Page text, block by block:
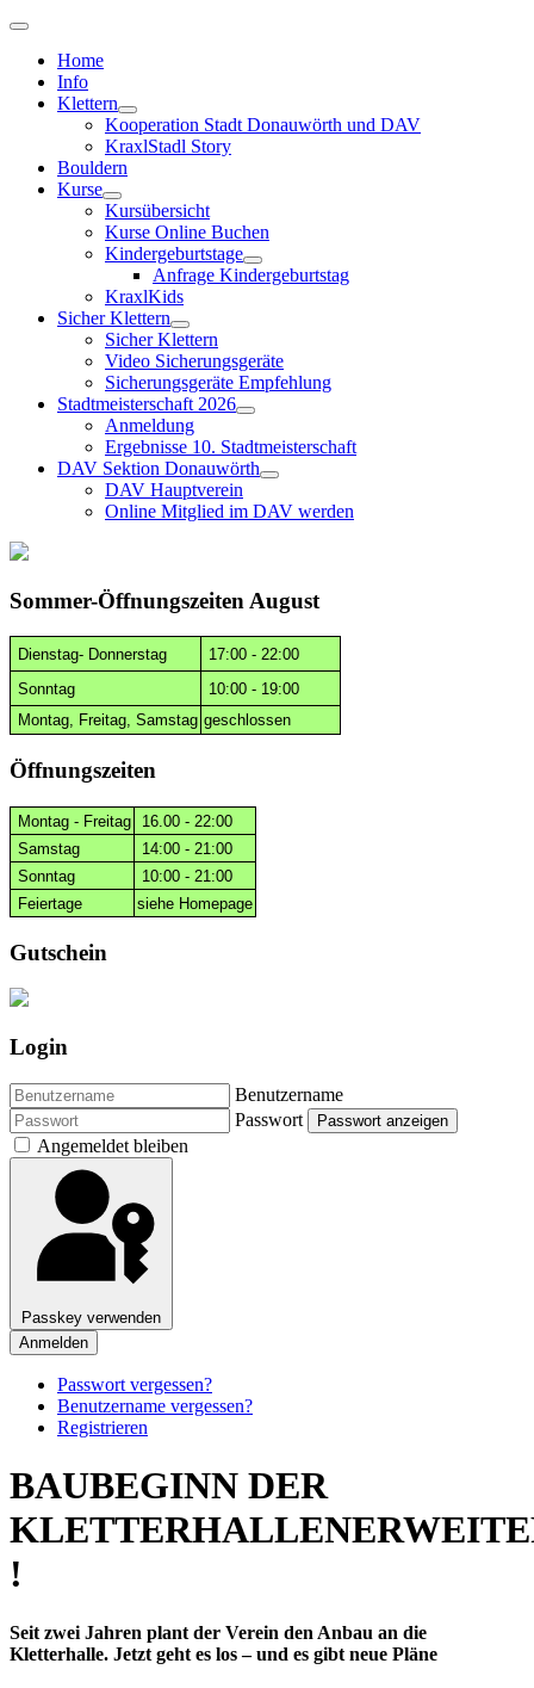
Home
Info
Klettern
Kooperation Stadt Donauwörth und DAV
KraxlStadl Story
Bouldern
Kurse
Kursübersicht
Kurse Online Buchen
Kindergeburtstage
Anfrage Kindergeburtstag
KraxlKids
Sicher Klettern
Sicher Klettern
Video Sicherungsgeräte
Sicherungsgeräte Empfehlung
Stadtmeisterschaft 2026
Anmeldung
Ergebnisse 10. Stadtmeisterschaft
DAV Sektion Donauwörth
DAV Hauptverein
Online Mitglied im DAV werden
Sommer-Öffnungszeiten August
Dienstag- Donnerstag
17:00 - 22:00
Sonntag
10:00 - 19:00
Montag, Freitag, Samstag geschlossen
Öffnungszeiten
Montag - Freitag
16.00 - 22:00
Samstag
14:00 - 21:00
Sonntag
10:00 - 21:00
Feiertage
siehe Homepage
Gutschein
Login
Benutzername
Passwort
Passwort anzeigen
Angemeldet bleiben
Passkey verwenden
Anmelden
Passwort vergessen?
Benutzername vergessen?
Registrieren
BAUBEGINN DER
!
Seit zwei Jahren plant der Verein den Anbau an die
Kletterhalle. Jetzt geht es los – und es gibt neue Pläne